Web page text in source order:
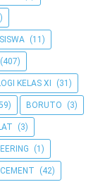
(11)
(407)
KELAS XI (31)
BORUTO (3)
(3)
(1)
(42)